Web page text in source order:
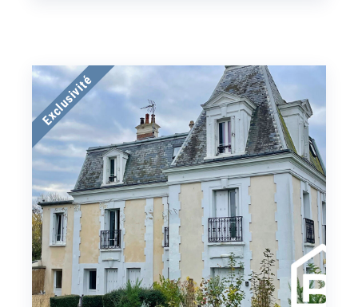
Exclusivité